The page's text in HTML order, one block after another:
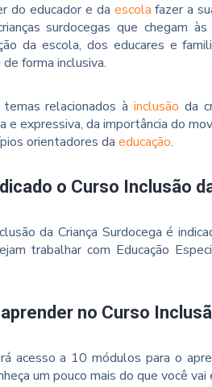
do educador e da escola fazer a
surdocegas que chegam
da escola, dos educares e
forma inclusiva.
temas relacionados àinclusão da
e expressiva, da importância do
orientadores da educação.
o Curso Inclusão
da Criança Surdocega é
trabalhar com Educação
no Curso
acesso a 10 módulos para o
um pouco mais do que você vai